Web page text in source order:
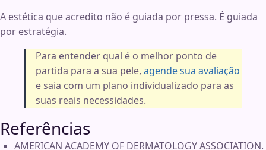
A estética que acredito não é guiada por pressa. É guiada
por estratégia.
Para entender qual é o melhor ponto de
partida para a sua pele, agende sua avaliação
e saia com um plano individualizado para as
suas reais necessidades.
Referências
AMERICAN ACADEMY OF DERMATOLOGY ASSOCIATION.